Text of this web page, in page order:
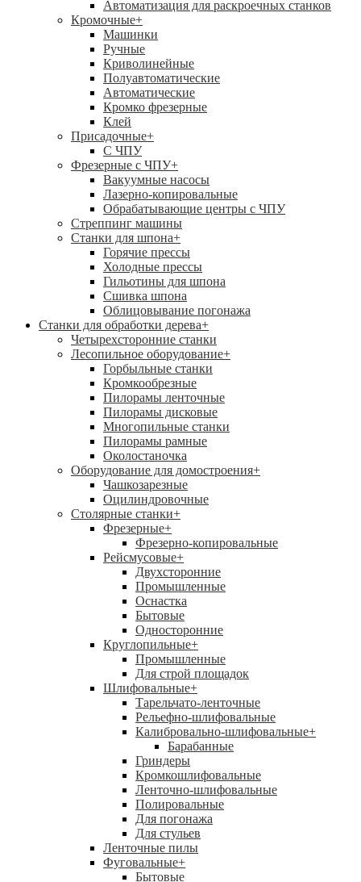
Автоматизация для раскроечных станков
Кромочные+
Машинки
Ручные
Криволинейные
Полуавтоматические
Автоматические
Кромко фрезерные
Клей
Присадочные+
С ЧПУ
Фрезерные с ЧПУ+
Вакуумные насосы
Лазерно-копировальные
Обрабатывающие центры с ЧПУ
Стреппинг машины
Станки для шпона+
Горячие прессы
Холодные прессы
Гильотины для шпона
Сшивка шпона
Облицовывание погонажа
Станки для обработки дерева+
Четырехсторонние станки
Лесопильное оборудование+
Горбыльные станки
Кромкообрезные
Пилорамы ленточные
Пилорамы дисковые
Многопильные станки
Пилорамы рамные
Околостаночка
Оборудование для домостроения+
Чашкозарезные
Оцилиндровочные
Столярные станки+
Фрезерные+
Фрезерно-копировальные
Рейсмусовые+
Двухсторонние
Промышленные
Оснастка
Бытовые
Односторонние
Круглопильные+
Промышленные
Для строй площадок
Шлифовальные+
Тарельчато-ленточные
Рельефно-шлифовальные
Калибровально-шлифовальные+
Барабанные
Гриндеры
Кромкошлифовальные
Ленточно-шлифовальные
Полировальные
Для погонажа
Для стульев
Ленточные пилы
Фуговальные+
Бытовые